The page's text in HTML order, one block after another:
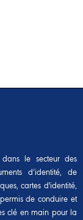
dans le secteur des
d’identité, de
cartes d'identité,
de conduire et
clé en main pour la